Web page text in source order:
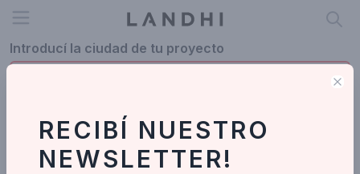
Open menu
Introducí la ciudad de tu proyecto
Profesionales en Santa Fe
Santa Fe
RECIBÍ NUESTRO
NEWSLETTER!